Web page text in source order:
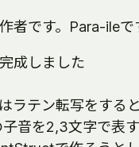
者です。Para-ileで
成しました
ラテン転写をする
音を2,3文字で表